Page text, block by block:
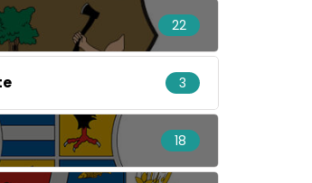
22
3
18